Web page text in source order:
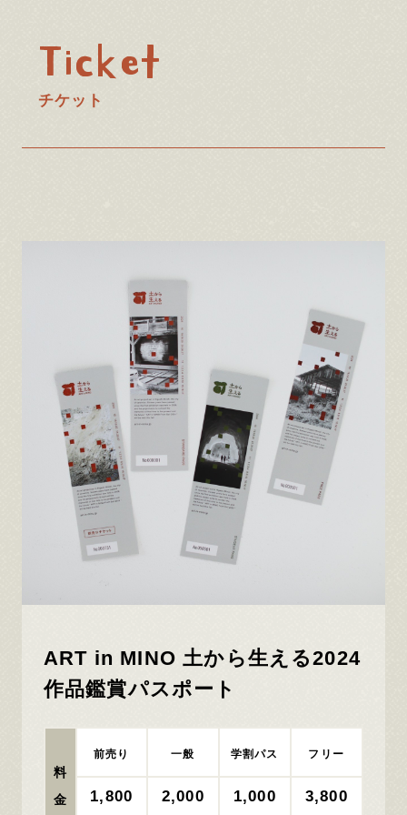
Ticket
チケット
ART in MINO 土から生える2024
作品鑑賞パスポート
料
金
前売り 一般 学割パス フリー
1,800 2,000 1,000 3,800